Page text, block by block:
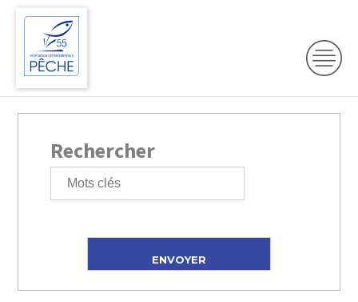
Rechercher